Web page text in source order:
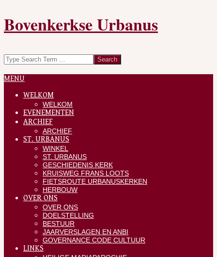
Bovenkerkse Urbanus
Search
Secondary
Menu
MENU
WELKOM
WELKOM
EVENEMENTEN
ARCHIEF
ARCHIEF
ST. URBANUS
WINKEL
ST. URBANUS
GESCHIEDENIS KERK
KRUISWEG FRANS LOOTS
FIETSROUTE URBANUSKERKEN
HERBOUW
OVER ONS
OVER ONS
DOELSTELLING
BESTUUR
JAARVERSLAGEN EN ANBI
GOVERNANCE CODE CULTUUR
LINKS